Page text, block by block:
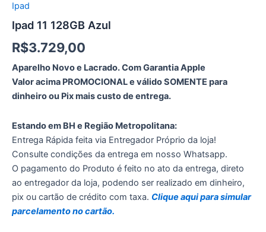
Ipad
Ipad 11 128GB Azul
R$3.729,00
Aparelho Novo e Lacrado. Com Garantia Apple
Valor acima PROMOCIONAL e válido SOMENTE para
dinheiro ou Pix mais custo de entrega.
Estando em BH e Região Metropolitana:
Entrega Rápida feita via Entregador Próprio da loja!
Consulte condições da entrega em nosso Whatsapp.
O pagamento do Produto é feito no ato da entrega, direto
ao entregador da loja, podendo ser realizado em dinheiro,
pix ou cartão de crédito com taxa. Clique aqui para simular
parcelamento no cartão.